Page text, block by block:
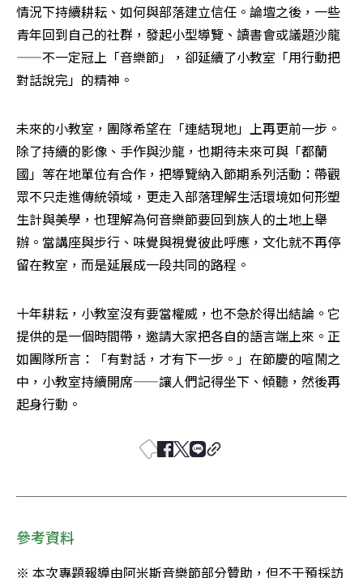
情況下持續耕耘、如何與部落建立信任。論壇之後，一些
青年回到自己的社群，發起小型導覽、讀書會或議題沙龍
——不一定冠上「音樂節」，卻延續了小教室「用行動把
對話說完」的精神。
未來的小教室，團隊希望在「連結現地」上再更前一步。
除了持續的影像、手作與沙龍，也期待未來可與「都蘭
國」等在地單位有合作，把導覽納入節期系列活動：帶觀
眾不只走進傳統領域，更走入部落理解生活環境如何形塑
生計與美學，也理解為何音樂節要回到族人的土地上舉
辦。當講座與步行、味覺與視覺彼此呼應，文化就不再停
留在教室，而是延展成一段共同的路程。
十年耕耘，小教室沒有要當權威，也不急於得出結論。它
提供的是一個時間帶，邀請大家把各自的語言端上來。正
如團隊所言：「有對話，才有下一步。」在節慶的喧鬧之
中，小教室持續開席——讓人們記得坐下、傾聽，然後再
起身行動。
參考資料
※ 本次專題報導由阿米斯音樂節部分贊助，但不干預採訪